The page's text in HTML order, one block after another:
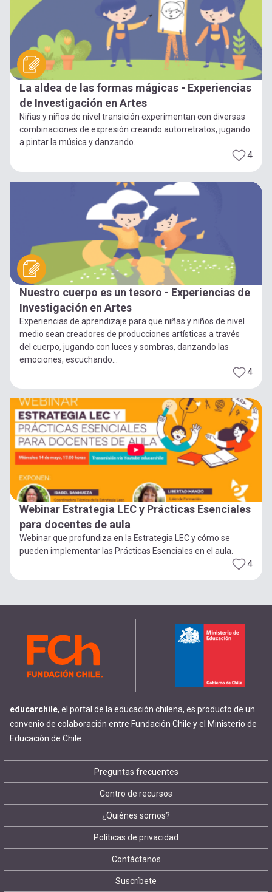
La aldea de las formas mágicas - Experiencias
de Investigación en Artes
Niñas y niños de nivel transición experimentan con diversas
combinaciones de expresión creando autorretratos, jugando
a pintar la música y danzando.
4
Nuestro cuerpo es un tesoro - Experiencias de
Investigación en Artes
Experiencias de aprendizaje para que niñas y niños de nivel
medio sean creadores de producciones artísticas a través
del cuerpo, jugando con luces y sombras, danzando las
emociones, escuchando...
4
Webinar Estrategia LEC y Prácticas Esenciales
para docentes de aula
Webinar que profundiza en la Estrategia LEC y cómo se
pueden implementar las Prácticas Esenciales en el aula.
4
educarchile, el portal de la educación chilena, es producto de un
convenio de colaboración entre Fundación Chile y el Ministerio de
Educación de Chile.
Footer
menu
Preguntas frecuentes
Centro de recursos
¿Quiénes somos?
Políticas de privacidad
Contáctanos
Suscríbete